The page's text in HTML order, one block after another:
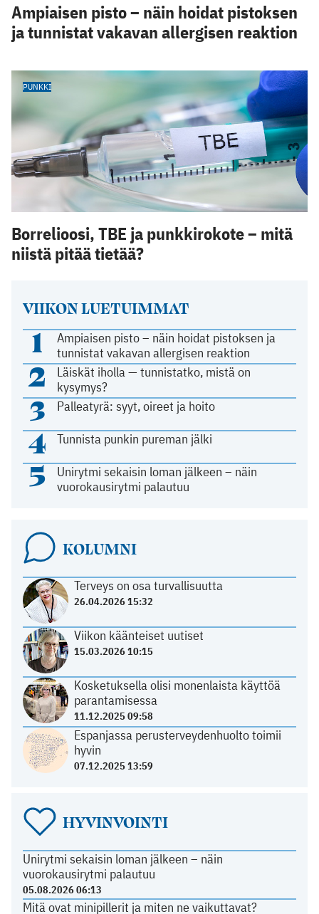
VIIKON LUETUIMMAT
1
Ampiaisen pisto – näin hoidat pistoksen ja
tunnistat vakavan allergisen reaktion
2
Läiskät iholla — tunnistatko, mistä on
kysymys?
3 Palleatyrä: syyt, oireet ja hoito
4 Tunnista punkin pureman jälki
5
Unirytmi sekaisin loman jälkeen – näin
vuorokausirytmi palautuu
KOLUMNI
Terveys on osa turvallisuutta
26.04.2026 15:32
Viikon käänteiset uutiset
15.03.2026 10:15
Kosketuksella olisi monenlaista käyttöä
parantamisessa
11.12.2025 09:58
Espanjassa perusterveydenhuolto toimii
hyvin
07.12.2025 13:59
HYVINVOINTI
Unirytmi sekaisin loman jälkeen – näin
vuorokausirytmi palautuu
05.08.2026 06:13
Mitä ovat minipillerit ja miten ne vaikuttavat?
Ampiaisen pisto – näin hoidat pistoksen
ja tunnistat vakavan allergisen reaktion
PUNKKI
Borrelioosi, TBE ja punkkirokote – mitä
niistä pitää tietää?